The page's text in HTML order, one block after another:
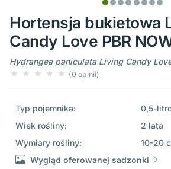
Hortensja bukietowa
Candy Love PBR
Hydrangea paniculata Living Candy Love
(0 opinii)
Typ pojemnika:
0,5-
Wiek rośliny:
2 lata
Wymiary rośliny:
10-20
Wygląd oferowanej sadzonki